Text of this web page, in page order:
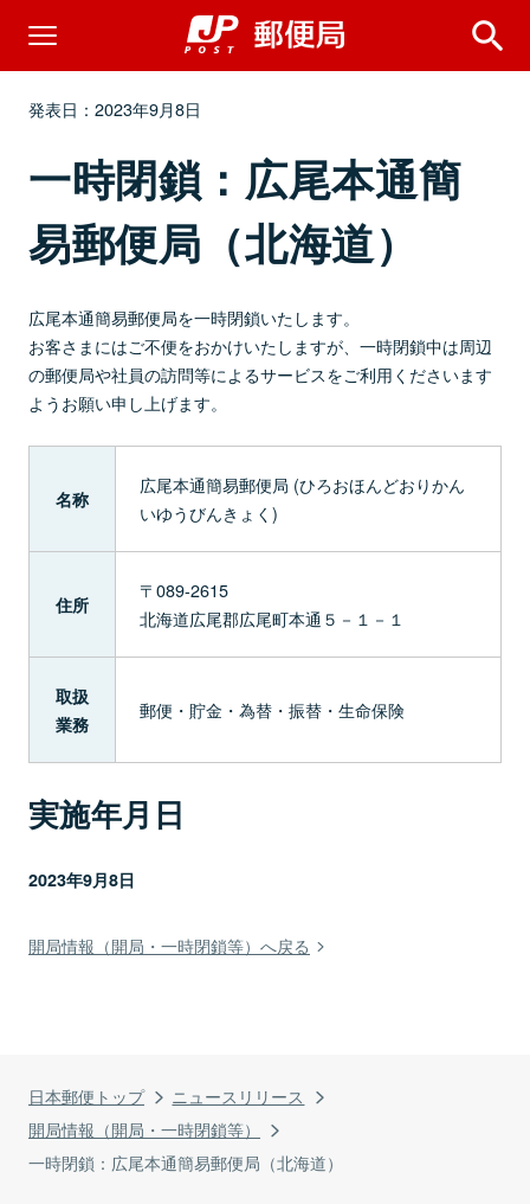
日本郵便トップ
ニュースリリース
開局情報（開局・一時閉鎖等）
一時閉鎖：広尾本通簡易郵便局（北海道）
発表日：2023年9月8日
一時閉鎖：広尾本通簡
易郵便局（北海道）
広尾本通簡易郵便局を一時閉鎖いたします。
お客さまにはご不便をおかけいたしますが、一時閉鎖中は周辺
の郵便局や社員の訪問等によるサービスをご利用くださいます
ようお願い申し上げます。
名称
広尾本通簡易郵便局 (ひろおほんどおりかん
いゆうびんきょく)
住所
〒089-2615
北海道広尾郡広尾町本通５－１－１
取扱
業務
郵便・貯金・為替・振替・生命保険
実施年月日
2023年9月8日
開局情報（開局・一時閉鎖等）へ戻る